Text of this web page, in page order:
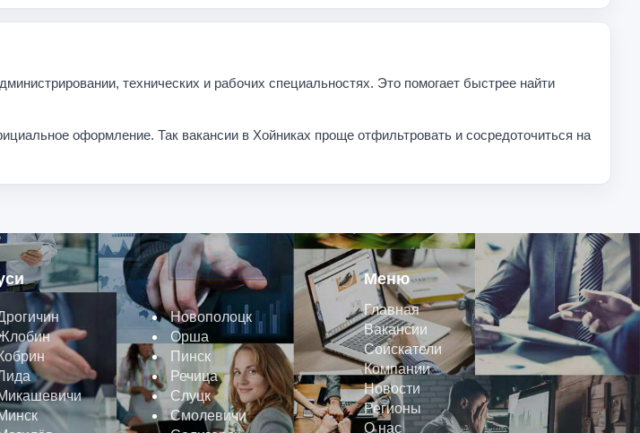
технических и рабочих специальностях. Это помогает быстрее найти
оформление. Так вакансии в Хойниках проще отфильтровать и сосредоточиться на
Новополоцк
Орша
Пинск
Речица
Слуцк
Смолевичи
Меню
Главная
Вакансии
Соискатели
Компании
Новости
Регионы
О нас